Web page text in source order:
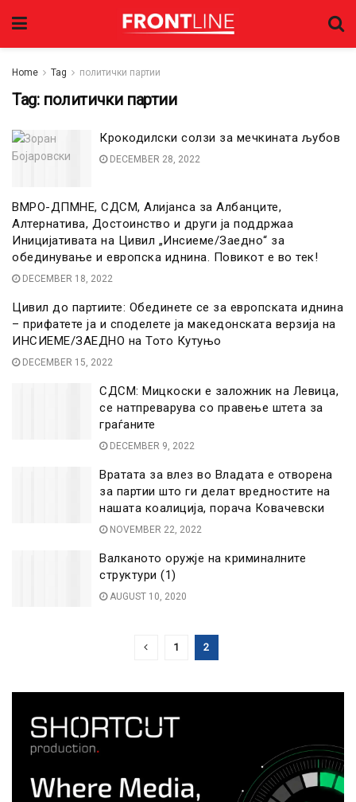
Home Tag политички партии
Tag: политички партии
Крокодилски солзи за мечкината љубов
DECEMBER 28, 2022
ВМРО-ДПМНЕ, СДСМ, Алијанса за Албанците,
Алтернатива, Достоинство и други ја поддржаа
Иницијативата на Цивил „Инсиеме/Заедно“ за
обединување и европска иднина. Повикот е во тек!
DECEMBER 18, 2022
Цивил до партиите: Обединете се за европската иднина
– прифатете ја и споделете ја македонската верзија на
ИНСИЕМЕ/ЗАЕДНО на Тото Кутуњо
DECEMBER 15, 2022
СДСМ: Мицкоски е заложник на Левица,
се натпреварува со правење штета за
граѓаните
DECEMBER 9, 2022
Вратата за влез во Владата е отворена
за партии што ги делат вредностите на
нашата коалиција, порача Ковачевски
NOVEMBER 22, 2022
Валканото оружје на криминалните
структури (1)
AUGUST 10, 2020
1 2